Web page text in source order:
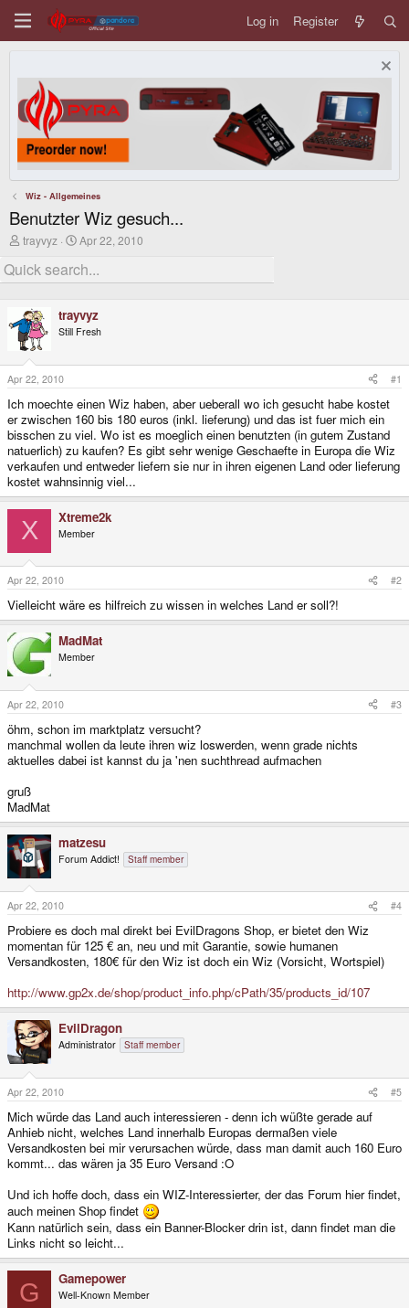
Log in Register
Wiz - Allgemeines
Benutzter Wiz gesuch...
T
r
e
d
s
t
a
r
t
e
r
trayvyz
S
a
r
a
t
Apr 22, 2010
trayvyz
Still Fresh
Apr 22, 2010 #1
Ich moechte einen Wiz haben, aber ueberall wo ich gesucht habe kostet
er zwischen 160 bis 180 euros (inkl. lieferung) und das ist fuer mich ein
bisschen zu viel. Wo ist es moeglich einen benutzten (in gutem Zustand
natuerlich) zu kaufen? Es gibt sehr wenige Geschaefte in Europa die Wiz
verkaufen und entweder liefern sie nur in ihren eigenen Land oder lieferung
kostet wahnsinnig viel...
X Xtreme2k
Member
Apr 22, 2010 #2
Vielleicht wäre es hilfreich zu wissen in welches Land er soll?!
MadMat
Member
Apr 22, 2010 #3
öhm, schon im marktplatz versucht?
manchmal wollen da leute ihren wiz loswerden, wenn grade nichts
aktuelles dabei ist kannst du ja 'nen suchthread aufmachen
gruß
MadMat
matzesu
Forum Addict! Staff member
Apr 22, 2010 #4
Probiere es doch mal direkt bei EvilDragons Shop, er bietet den Wiz
momentan für 125 € an, neu und mit Garantie, sowie humanen
Versandkosten, 180€ für den Wiz ist doch ein Wiz (Vorsicht, Wortspiel)
http://www.gp2x.de/shop/product_info.php/cPath/35/products_id/107
EvilDragon
Administrator Staff member
Apr 22, 2010 #5
Mich würde das Land auch interessieren - denn ich wüßte gerade auf
Anhieb nicht, welches Land innerhalb Europas dermaßen viele
Versandkosten bei mir verursachen würde, dass man damit auch 160 Euro
kommt... das wären ja 35 Euro Versand :O
Und ich hoffe doch, dass ein WIZ-Interessierter, der das Forum hier findet,
auch meinen Shop findet
Kann natürlich sein, dass ein Banner-Blocker drin ist, dann findet man die
Links nicht so leicht...
G Gamepower
Well-Known Member